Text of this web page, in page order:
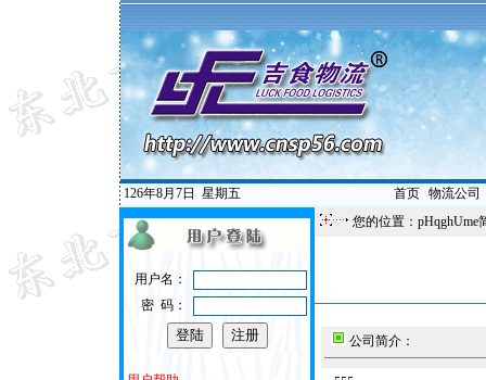
126年8月7日 星期五 首页| 物流公司
用户名：
密 码：
您的位置：pHqghUme
公司简介：